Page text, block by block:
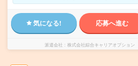
気になる! 応募へ進む
派遣会社 株式会社綜合キャリアオプション